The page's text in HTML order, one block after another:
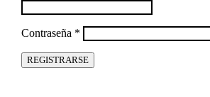
Contraseña * Obligatorio
REGISTRARSE